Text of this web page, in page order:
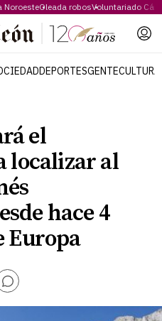
NoroesteOleada robosVoluntariado
DEPORTESGENTECULTURA
el
localizar al
hace 4
Europa